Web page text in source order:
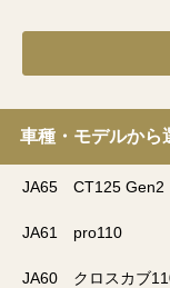
車種・モデルから
JA65 CT125 Gen2
JA61 pro110
JA60 クロスカブ